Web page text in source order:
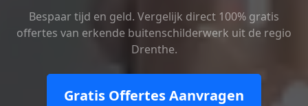
Bespaar tijd en geld. Vergelijk direct 100% gratis
offertes van erkende buitenschilderwerk uit de regio
Drenthe.
Gratis Offertes Aanvragen